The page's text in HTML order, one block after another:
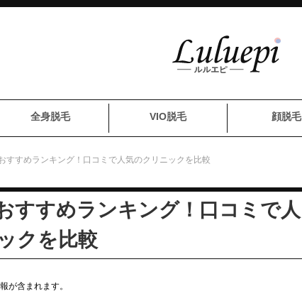
全身脱毛 VIO脱毛 顔脱毛
すすめランキング！口コミで人気のクリニックを比較
すすめランキング！口コミで人
クを比較
が含まれます。